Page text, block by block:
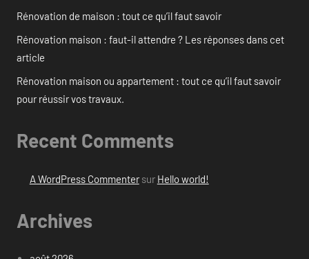
Rénovation de maison : tout ce qu’il faut savoir
Rénovation maison : faut-il attendre ? Les réponses dans cet
article
Rénovation maison ou appartement : tout ce qu’il faut savoir
pour réussir vos travaux.
Recent Comments
A WordPress Commentersur Hello world!
Archives